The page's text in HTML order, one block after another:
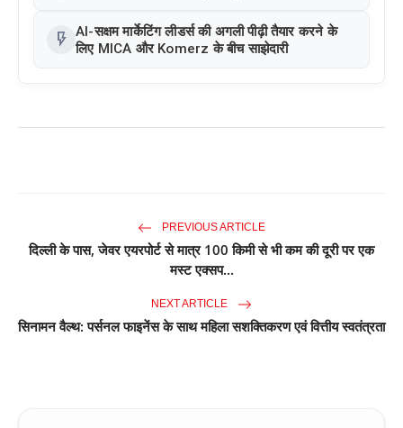
पुरंतया व्यावसायीक चरण में प्रवेश किया
flash_on AI-सक्षम मार्केटिंग लीडर्स की अगली पीढ़ी तैयार करने के
लिए MICA और Komerz के बीच साझेदारी
PREVIOUS ARTICLE
दिल्ली के पास, जेवर एयरपोर्ट से मात्र 100 किमी से भी कम की दूरी पर एक
मस्ट एक्सप...
NEXT ARTICLE
सिनामन वैल्थ: पर्सनल फाइनेंस के साथ महिला सशक्तिकरण एवं वित्तीय स्वतंत्रता